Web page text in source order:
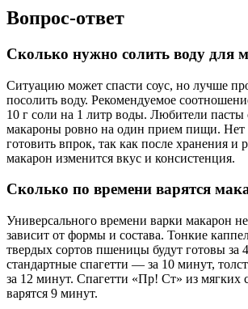
Вопрос-ответ
Сколько нужно солить воду для
Ситуацию может спасти соус, но лучше
посолить воду. Рекомендуемое
10 г соли на 1 литр воды. Любители пасты
макароны ровно на один прием пищи. Нет
готовить впрок, так как после хранения и
макарон изменится вкус и консистенция.
Сколько по времени варятся
Универсального времени варки макарон
зависит от формы и состава. Тонкие
твердых сортов пшеницы будут готовы за
стандартные спагетти — за 10 минут,
за 12 минут. Спагетти «Пр! Ст» из
варятся 9 минут.